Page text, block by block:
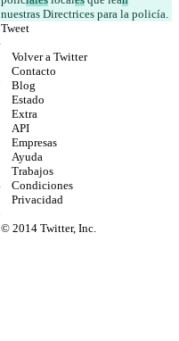
nuestras Directrices para la policía.
Tweet
    Volver a Twitter
    Contacto
    Blog
    Estado
    Extra
    API
    Empresas
    Ayuda
    Trabajos
    Condiciones
    Privacidad
© 2014 Twitter, Inc.